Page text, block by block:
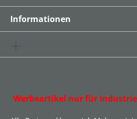
Informationen
Werbeartikel nur für